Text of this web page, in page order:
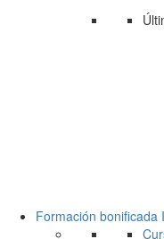
Formación bonificada